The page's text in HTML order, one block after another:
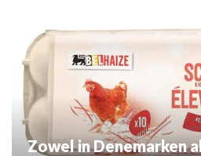
Zowel in Denemarken